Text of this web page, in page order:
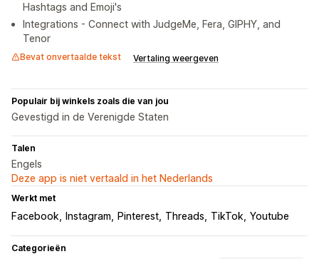
Hashtags and Emoji's
Integrations - Connect with JudgeMe, Fera, GIPHY, and
Tenor
Bevat onvertaalde tekst Vertaling weergeven
Populair bij winkels zoals die van jou
Gevestigd in de Verenigde Staten
Talen
Engels
Deze app is niet vertaald in het Nederlands
Werkt met
Facebook Instagram Pinterest Threads TikTok Youtube
Categorieën